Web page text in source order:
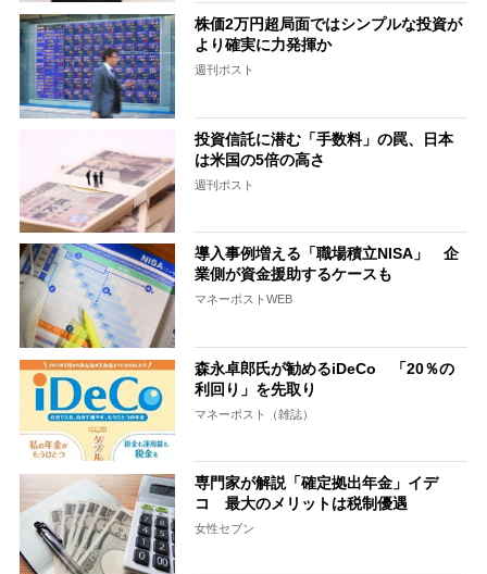
株価2万円超局面ではシンプルな投資が
より確実に力発揮か
週刊ポスト
投資信託に潜む「手数料」の罠、日本
は米国の5倍の高さ
週刊ポスト
導入事例増える「職場積立NISA」 企
業側が資金援助するケースも
マネーポストWEB
森永卓郎氏が勧めるiDeCo 「20％の
利回り」を先取り
マネーポスト（雑誌）
専門家が解説「確定拠出年金」イデ
コ 最大のメリットは税制優遇
女性セブン